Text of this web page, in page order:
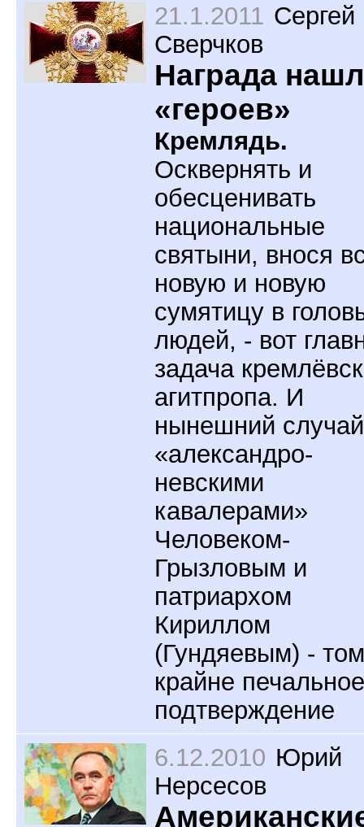
21.1.2011 Сергей
Сверчков
Награда
«героев»
Кремлядь.
Осквернять и
обесценивать
национальные
святыни, внося
новую и новую
сумятицу в
людей, - вот
задача
агитпропа. И
нынешний
«александро-
невскими
кавалерами»
Человеком-
Грызловым и
патриархом
Кириллом
(Гундяевым) -
крайне печальное
подтверждение
6.12.2010 Юрий
Нерсесов